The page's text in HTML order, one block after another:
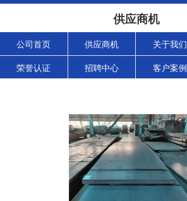
供应商机
公司首页 供应商机 关于我们
荣誉认证 招聘中心 客户案例